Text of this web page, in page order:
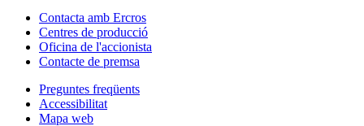
Contacta amb Ercros
Centres de producció
Oficina de l'accionista
Contacte de premsa
Preguntes freqüents
Accessibilitat
Mapa web